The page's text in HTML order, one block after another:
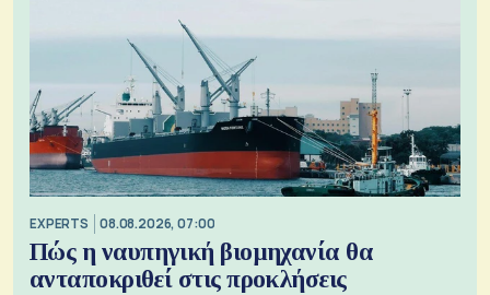
EXPERTS 08.08.2026, 07:00
Πώς η ναυπηγική βιομηχανία θα
ανταποκριθεί στις προκλήσεις